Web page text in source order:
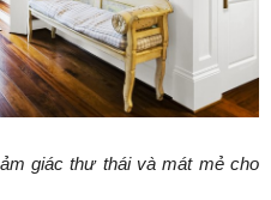
giác thư thái và mát mẻ cho